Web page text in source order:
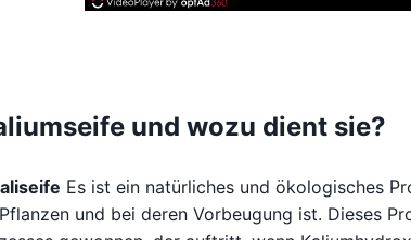
und wozu dient sie?
Es ist ein natürliches und ökologisches
und bei deren Vorbeugung ist. Dieses